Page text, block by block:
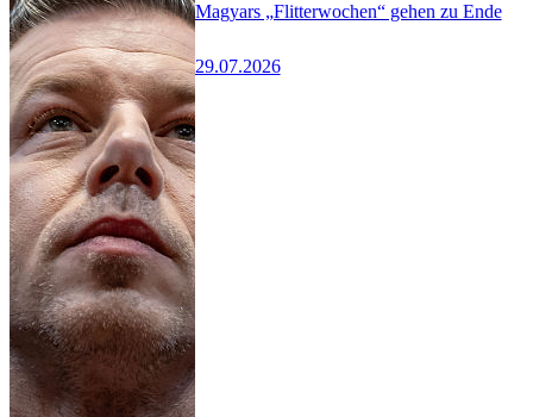
Magyars „Flitterwochen“ gehen zu Ende
29.07.2026